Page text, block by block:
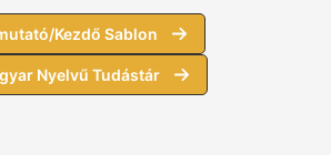
Kezdő Sablon
Nyelvű Tudástár